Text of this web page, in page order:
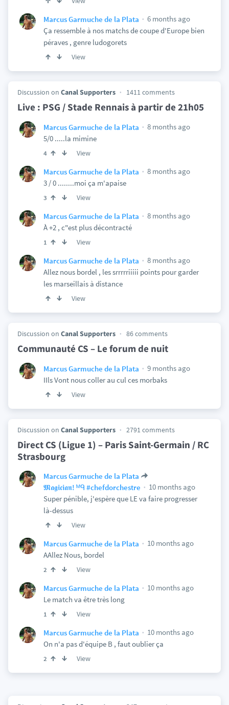
Marcus Garmuche de la Plata
6 months ago
Ça ressemble à nos matchs de coupe d'Europe bien
péraves , genre ludogorets
View
Discussion on Canal Supporters 1411 comments
Live : PSG / Stade Rennais à partir de 21h05
Marcus Garmuche de la Plata
8 months ago
5/0 .....la mimine
4 View
Marcus Garmuche de la Plata
8 months ago
3 / 0 ........moi ça m'apaise
3 View
Marcus Garmuche de la Plata
8 months ago
À +2 , c"est plus décontracté
1 View
Marcus Garmuche de la Plata
8 months ago
Allez nous bordel , les srrrrriiiii points pour garder
les marseillais à distance
View
Discussion on Canal Supporters 86 comments
Communauté CS – Le forum de nuit
Marcus Garmuche de la Plata
9 months ago
IIls Vont nous coller au cul ces morbaks
View
Discussion on Canal Supporters 2791 comments
Direct CS (Ligue 1) – Paris Saint-Germain / RC
Strasbourg
Marcus Garmuche de la Plata
𝕸𝖆𝖌𝖎𝖈𝖎𝖆𝖓! ᴹᑫ #chefdorchestre
10 months ago
Super pénible, j'espère que LE va faire progresser
là-dessus
View
Marcus Garmuche de la Plata
10 months ago
AAllez Nous, bordel
2 View
Marcus Garmuche de la Plata
10 months ago
Le match va être très long
1 View
Marcus Garmuche de la Plata
10 months ago
On n'a pas d'équipe B , faut oublier ça
2 View